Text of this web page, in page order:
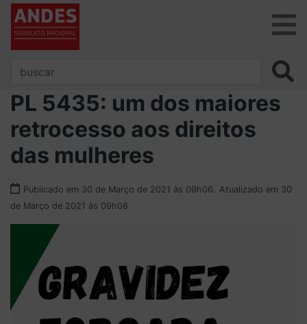
PL 5435: um dos maiores
retrocesso aos direitos
das mulheres
Publicado em 30 de Março de 2021 às 09h06.
Atualizado em 30
de Março de 2021 às 09h08